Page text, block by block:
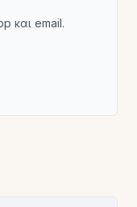
και email.